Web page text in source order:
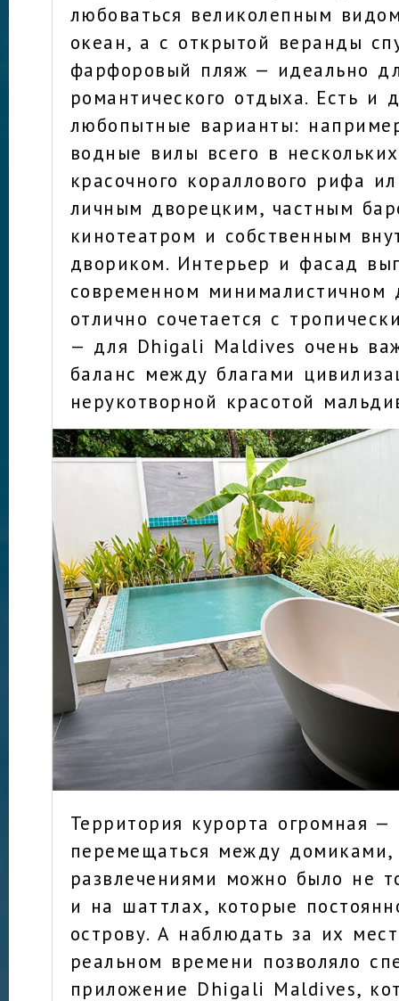
любоваться великолепным
океан, а с открытой веранды
фарфоровый пляж — идеально
романтического отдыха. Есть и
любопытные варианты:
водные вилы всего в
красочного кораллового рифа
личным дворецким, частным
кинотеатром и собственным
двориком. Интерьер и фасад
современном минималистичном
отлично сочетается с
— для Dhigali Maldives очень
баланс между благами
нерукотворной красотой
Территория курорта огромная —
перемещаться между
развлечениями можно было не
и на шаттлах, которые
острову. А наблюдать за их
реальном времени позволяло
приложение Dhigali Maldives,